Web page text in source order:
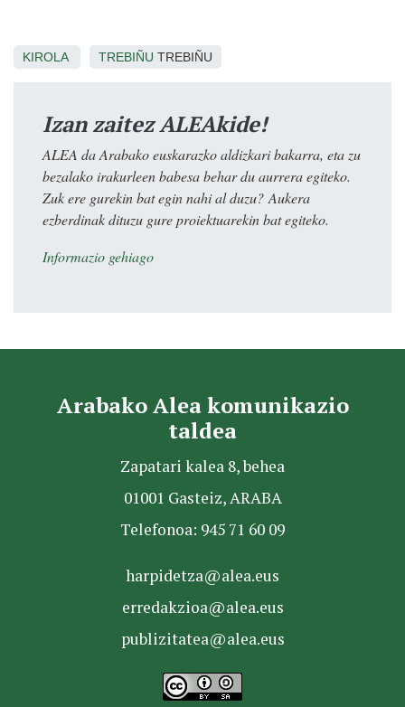
KIROLA TREBIÑU TREBIÑU
Izan zaitez ALEAkide!
ALEA da Arabako euskarazko aldizkari bakarra, eta zu
bezalako irakurleen babesa behar du aurrera egiteko.
Zuk ere gurekin bat egin nahi al duzu? Aukera
ezberdinak dituzu gure proiektuarekin bat egiteko.
Informazio gehiago
Arabako Alea komunikazio
taldea
Zapatari kalea 8, behea
01001 Gasteiz, ARABA
Telefonoa: 945 71 60 09
harpidetza@alea.eus
erredakzioa@alea.eus
publizitatea@alea.eus